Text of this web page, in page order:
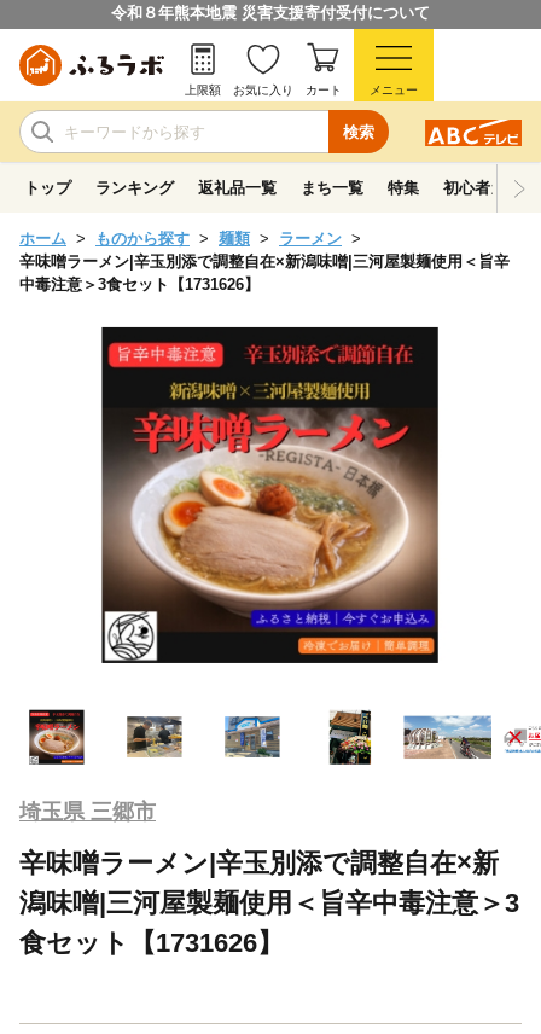
令和８年熊本地震 災害支援寄付受付について
検索
上限額 お気に入り カート メニュー
トップ ランキング 返礼品一覧 まち一覧 特集 初心者ガイド
ホーム ものから探す 麺類
ラーメン
辛味噌ラーメン|辛玉別添で調整自在×新潟味噌|三河屋製麺使用＜旨辛
中毒注意＞3食セット【1731626】
埼玉県 三郷市
辛味噌ラーメン|辛玉別添で調整自在×新
潟味噌|三河屋製麺使用＜旨辛中毒注意＞3
食セット【1731626】